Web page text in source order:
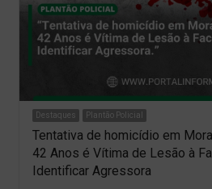
Destaques Plantão Policial
Tentativa de homicídio em
42 Anos é Vítima de Lesão à
Identificar Agressora